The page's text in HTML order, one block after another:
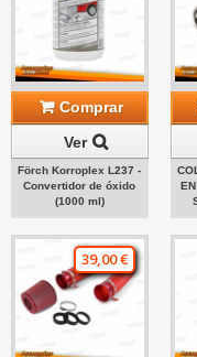
Comprar
Ver
Förch Korroplex L237 -
Convertidor de óxido
(1000 ml)
39,00 €